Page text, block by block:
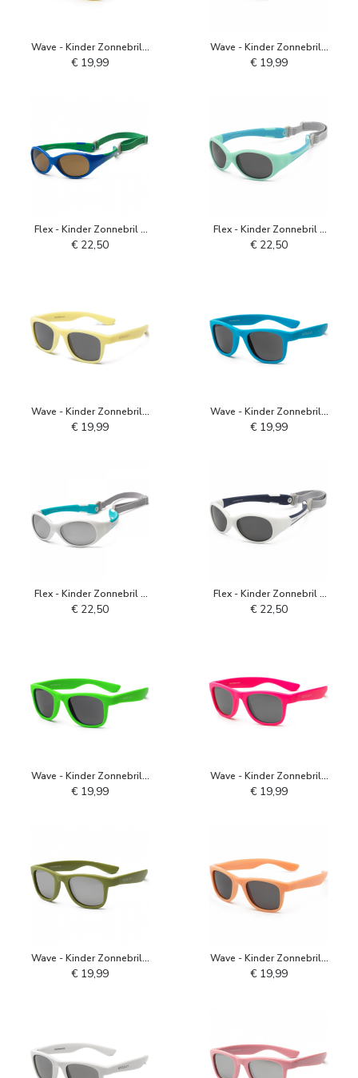
Wave - Kinder Zonnebril -
Empire Geel
€ 19,99
Wave - Kinder Zonnebril -
Matzwart
€ 19,99
Flex - Kinder Zonnebril -
Koningsblauw Groen
€ 22,50
Flex - Kinder Zonnebril -
Splash
€ 22,50
Wave - Kinder Zonnebril -
Mellow Yellow
€ 19,99
Wave - Kinder Zonnebril -
Neon Blauw
€ 19,99
Flex - Kinder Zonnebril -
Wit Aqua
€ 22,50
Flex - Kinder Zonnebril -
Wit Navy
€ 22,50
Wave - Kinder Zonnebril -
Neon Groen
€ 19,99
Wave - Kinder Zonnebril -
Neon Roze
€ 19,99
Wave - Kinder Zonnebril -
Olive Branch
€ 19,99
Wave - Kinder Zonnebril -
Papaja
€ 19,99